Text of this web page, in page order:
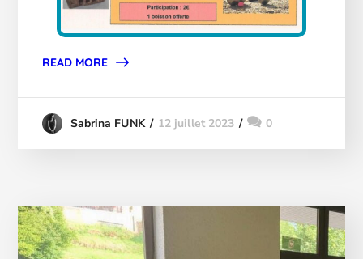
READ MORE
Sabrina FUNK 12 juillet 2023 0